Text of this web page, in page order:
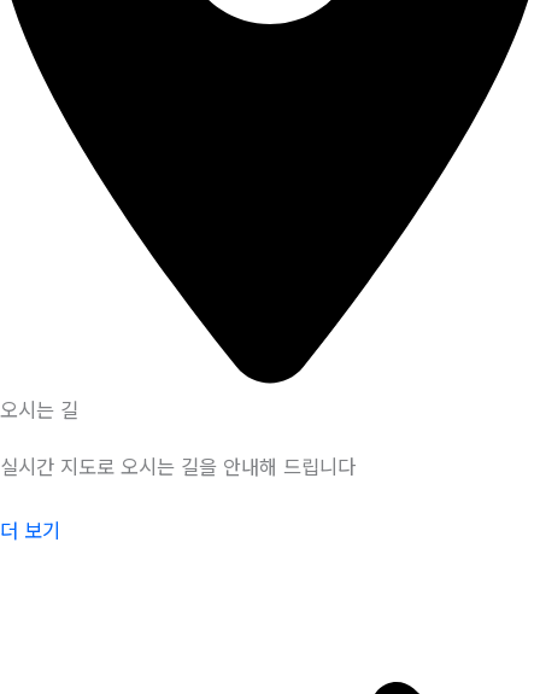
오시는 길
실시간 지도로 오시는 길을 안내해 드립니다
더 보기